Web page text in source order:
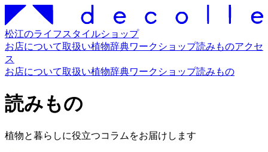
松江のライフスタイルショップ
お店について取扱い植物辞典ワークショップ読みものアクセ
ス
お店について取扱い植物辞典ワークショップ読みもの
読みもの
植物と暮らしに役立つコラムをお届けします